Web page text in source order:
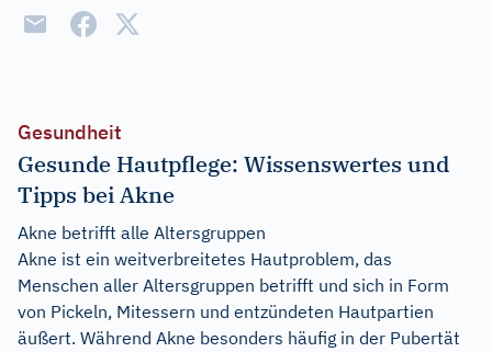
Gesundheit
Gesunde Hautpflege: Wissenswertes und
Tipps bei Akne
Akne betrifft alle Altersgruppen
Akne ist ein weitverbreitetes Hautproblem, das
Menschen aller Altersgruppen betrifft und sich in Form
von Pickeln, Mitessern und entzündeten Hautpartien
äußert. Während Akne besonders häufig in der Pubertät